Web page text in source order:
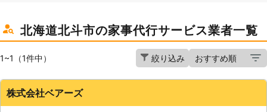
北海道北斗市の家事代行サービス業者一覧
1~1（1件中） 絞り込み
株式会社ベアーズ